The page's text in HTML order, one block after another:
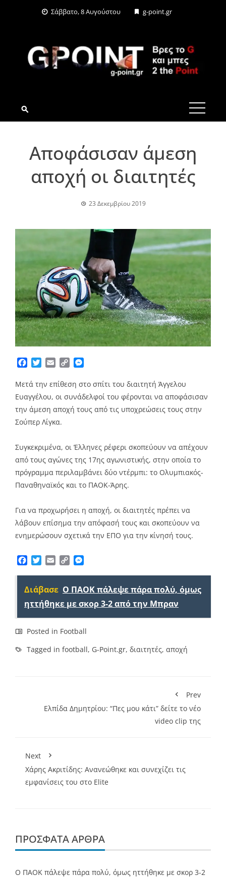
Σάββατο, 8 Αυγούστου g-point.gr
G-POINT.GR
Αποφάσισαν άμεση
αποχή οι διαιτητές
23 Δεκεμβρίου 2019
Facebook
TwitterEmailCopy
Μετά την επίθεση στο σπίτι του διαιτητή Άγγελου
Ευαγγέλου, οι συνάδελφοί του φέρονται να αποφάσισαν
την άμεση αποχή τους από τις υποχρεώσεις τους στην
Σούπερ Λίγκα.
Συγκεκριμένα, οι Έλληνες ρέφερι σκοπεύουν να απέχουν
από τους αγώνες της 17ης αγωνιστικής, στην οποία το
πρόγραμμα περιλαμβάνει δύο ντέρμπι: το Ολυμπιακός-
Παναθηναϊκός και το ΠΑΟΚ-Άρης.
Για να προχωρήσει η αποχή, οι διαιτητές πρέπει να
λάβουν επίσημα την απόφασή τους και σκοπεύουν να
ενημερώσουν σχετικά την ΕΠΟ για την κίνησή τους.
Facebook
TwitterEmailCopy
Διάβασε Ο ΠΑΟΚ πάλεψε πάρα πολύ, όμως
ηττήθηκε με σκορ 3-2 από την Μπραν
Posted in Football
Tagged in football, G-Point.gr, διαιτητές, αποχή
Prev
Ελπίδα Δημητρίου: “Πες μου κάτι” δείτε το νέο
video clip της
Next
Χάρης Ακριτίδης: Ανανεώθηκε και συνεχίζει τις
εμφανίσεις του στο Elite
ΠΡΌΣΦΑΤΑ ΆΡΘΡΑ
Ο ΠΑΟΚ πάλεψε πάρα πολύ, όμως ηττήθηκε με σκορ 3-2